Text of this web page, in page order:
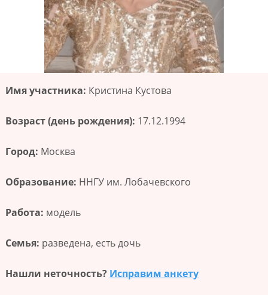
Имя участника: Кристина Кустова
Возраст (день рождения): 17.12.1994
Город: Москва
Образование: ННГУ им. Лобачевского
Работа: модель
Семья: разведена, есть дочь
Нашли неточность? Исправим анкету